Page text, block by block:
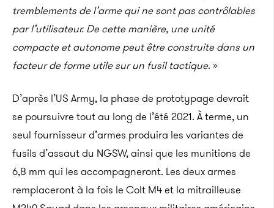
tremblements de l’arme qui ne sont pas contrôlables
par l’utilisateur. De cette manière, une unité
compacte et autonome peut être construite dans un
facteur de forme utile sur un fusil tactique. »
D’après l’US Army, la phase de prototypage devrait
se poursuivre tout au long de l’été 2021. À terme, un
seul fournisseur d’armes produira les variantes de
fusils d’assaut du NGSW, ainsi que les munitions de
6,8 mm qui les accompagneront. Les deux armes
remplaceront à la fois le Colt M4 et la mitrailleuse